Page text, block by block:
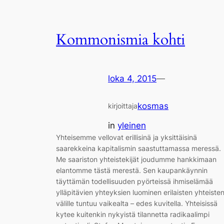
Kommonismia kohti
loka 4, 2015—
kirjoittajakosmas
in yleinen
Yhteisemme vellovat erillisinä ja yksittäisinä
saarekkeina kapitalismin saastuttamassa meressä.
Me saariston yhteistekijät joudumme hankkimaan
elantomme tästä merestä. Sen kaupankäynnin
täyttämän todellisuuden pyörteissä ihmiselämää
ylläpitävien yhteyksien luominen erilaisten yhteisten
välille tuntuu vaikealta – edes kuvitella. Yhteisissä
kytee kuitenkin nykyistä tilannetta radikaalimpi